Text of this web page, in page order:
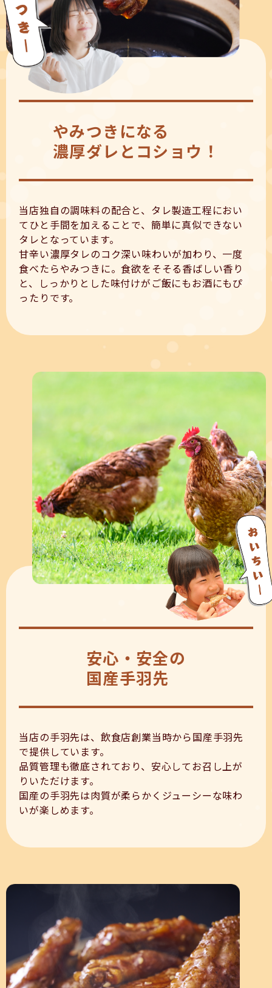
やみつきになる
濃厚ダレとコショウ！
当店独自の調味料の配合と、タレ製造工程におい
てひと手間を加えることで、簡単に真似できない
タレとなっています。
甘辛い濃厚タレのコク深い味わいが加わり、一度
食べたらやみつきに。食欲をそそる香ばしい香り
と、しっかりとした味付けがご飯にもお酒にもぴ
ったりです。
安心・安全の
国産手羽先
当店の手羽先は、飲食店創業当時から国産手羽先
で提供しています。
品質管理も徹底されており、安心してお召し上が
りいただけます。
国産の手羽先は肉質が柔らかくジューシーな味わ
いが楽しめます。